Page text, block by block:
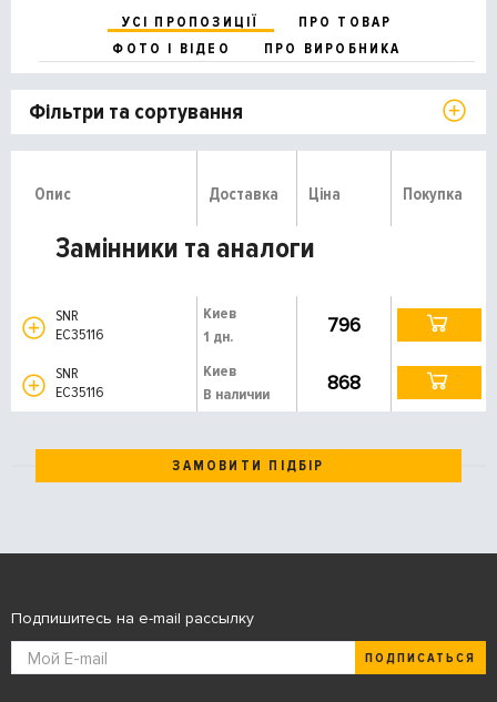
УСІ ПРОПОЗИЦІЇ
ПРО ТОВАР
ФОТО І ВІДЕО
ПРО ВИРОБНИКА
Фільтри та сортування
Опис Доставка Ціна Покупка
Замінники та аналоги
SNR
EC35116
Киев
1 дн.
796
SNR
EC35116
Киев
В наличии
868
ЗАМОВИТИ ПІДБІР
Подпишитесь на e-mail рассылку
ПОДПИСАТЬСЯ